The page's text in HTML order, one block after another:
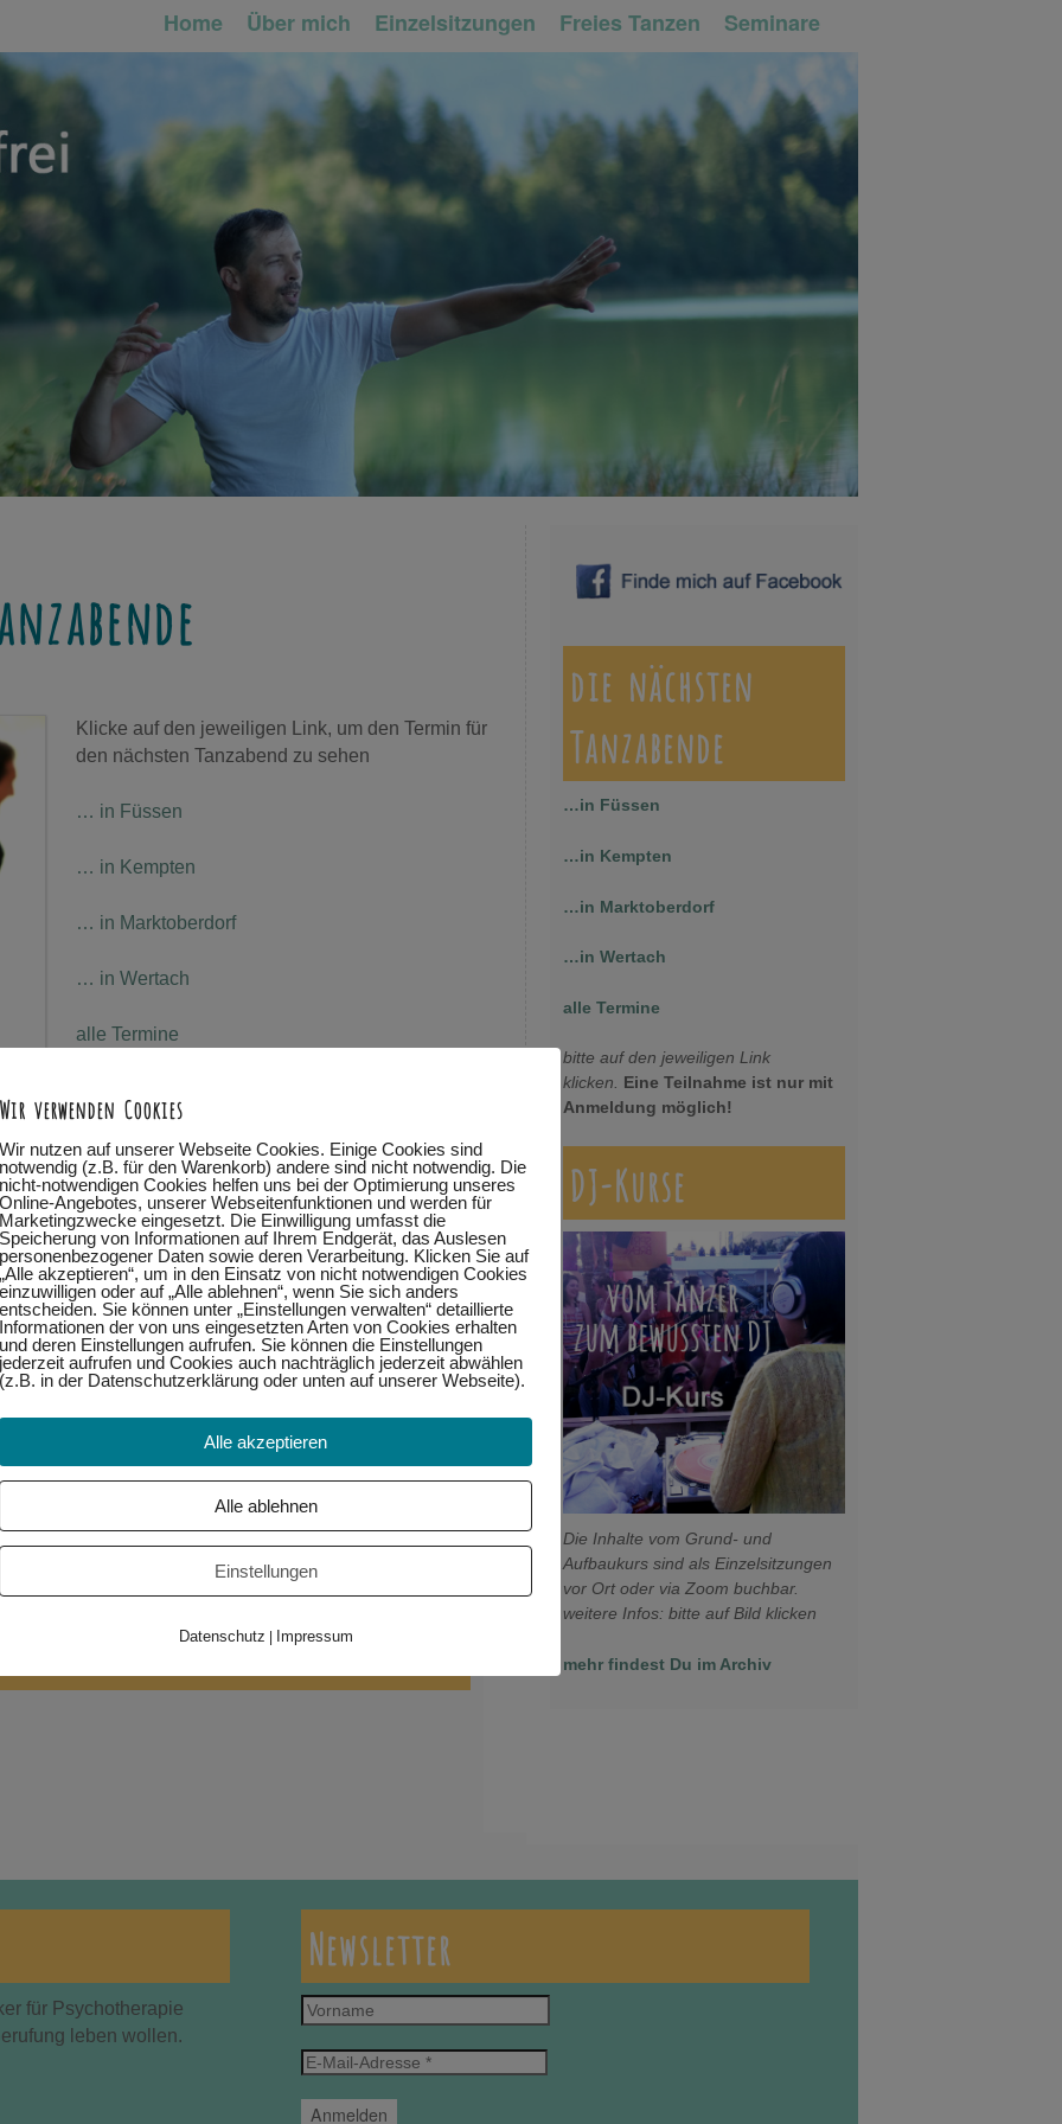
Home Über mich Einzelsitzungen Freies Tanzen Seminare
Klicke auf den jeweiligen Link, um den Termin für
den nächsten Tanzabend zu sehen
… in Füssen
… in Kempten
… in Marktoberdorf
… in Wertach
alle Termine
möglich. Das erleichtert mir die Organisation und ich
ausreichend Platz ist!
Du automatisch über einen freien Platz benachrichtigt.
Es Noch Mehr:
Berufung
die nächsten
Tanzabende
…in Füssen
…in Kempten
…in Marktoberdorf
…in Wertach
alle Termine
bitte auf den jeweiligen Link
klicken. Eine Teilnahme ist nur mit
Anmeldung möglich!
DJ-Kurse
Die Inhalte vom Grund- und
Aufbaukurs sind als Einzelsitzungen
vor Ort oder via Zoom buchbar.
weitere Infos: bitte auf Bild klicken
mehr findest Du im Archiv
für Psychotherapie
leben wollen.
Newsletter
Vorname
E-
Adresse
Wir verwenden Cookies
Wir nutzen auf unserer Webseite Cookies. Einige Cookies sind
notwendig (z.B. für den Warenkorb) andere sind nicht notwendig. Die
nicht-notwendigen Cookies helfen uns bei der Optimierung unseres
Online-Angebotes, unserer Webseitenfunktionen und werden für
Marketingzwecke eingesetzt. Die Einwilligung umfasst die
Speicherung von Informationen auf Ihrem Endgerät, das Auslesen
personenbezogener Daten sowie deren Verarbeitung. Klicken Sie auf
„Alle akzeptieren“, um in den Einsatz von nicht notwendigen Cookies
einzuwilligen oder auf „Alle ablehnen“, wenn Sie sich anders
entscheiden. Sie können unter „Einstellungen verwalten“ detaillierte
Informationen der von uns eingesetzten Arten von Cookies erhalten
und deren Einstellungen aufrufen. Sie können die Einstellungen
jederzeit aufrufen und Cookies auch nachträglich jederzeit abwählen
(z.B. in der Datenschutzerklärung oder unten auf unserer Webseite).
Alle akzeptieren
Alle ablehnen
Einstellungen
Datenschutz Impressum